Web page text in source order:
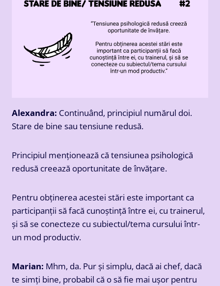
Alexandra: Continuând, principiul numărul doi.
Stare de bine sau tensiune redusă.
Principiul menționează că tensiunea psihologică
redusă creează oportunitate de învățare.
Pentru obținerea acestei stări este important ca
participanții să facă cunoștință între ei, cu trainerul,
și să se conecteze cu subiectul/tema cursului într-
un mod productiv.
Marian: Mhm, da. Pur și simplu, dacă ai chef, dacă
te simți bine, probabil că o să fie mai ușor pentru